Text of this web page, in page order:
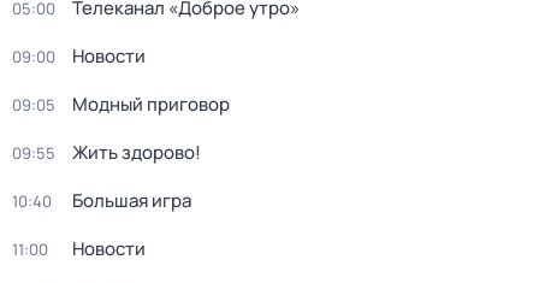
05:00 Телеканал «Доброе утро»
09:00 Новости
09:05 Модный приговор
09:55 Жить здорово!
10:40 Большая игра
11:00 Новости